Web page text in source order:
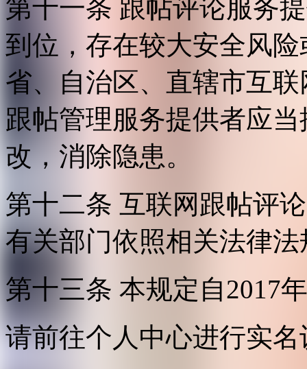
第十一条 跟帖评论服务
到位，存在较大安全风
省、自治区、直辖市互
跟帖管理服务提供者应
改，消除隐患。
第十二条 互联网跟帖评
有关部门依照相关法律
第十三条 本规定自2017
请前往个人中心进行实名